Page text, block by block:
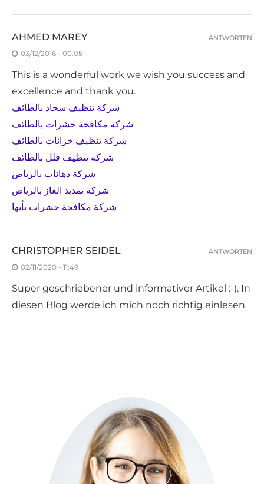
AHMED MAREY
03/12/2016 - 00:05
This is a wonderful work we wish you success and
excellence and thank you.
شركة تنظيف سجاد بالطائف
شركة مكافحة حشرات بالطائف
شركة تنظيف خزانات بالطائف
شركة تنظيف فلل بالطائف
شركة دهانات بالرياض
شركة تمديد الغاز بالرياض
شركة مكافحة حشرات بأبها
ANTWORTEN
CHRISTOPHER SEIDEL
02/11/2020 - 11:49
Super geschriebener und informativer Artikel :-). In
diesen Blog werde ich mich noch richtig einlesen
ANTWORTEN